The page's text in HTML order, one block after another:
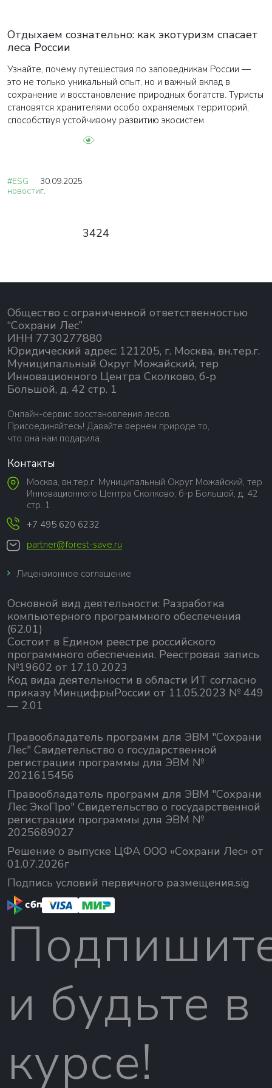
Отдыхаем сознательно: как экотуризм спасает
леса России
Узнайте, почему путешествия по заповедникам России —
это не только уникальный опыт, но и важный вклад в
сохранение и восстановление природных богатств. Туристы
становятся хранителями особо охраняемых территорий,
способствуя устойчивому развитию экосистем.
#ESG
новости
30.09.2025
г.
3424
Общество с ограниченной ответственностью
“Сохрани Лес”
ИНН 7730277880
Юридический адрес: 121205, г. Москва, вн.тер.г.
Муниципальный Округ Можайский, тер
Инновационного Центра Сколково, б-р
Большой, д. 42 стр. 1
Онлайн-сервис восстановления лесов.
Присоединяйтесь! Давайте вернем природе то,
что она нам подарила.
Контакты
Москва, вн.тер.г. Муниципальный Округ Можайский, тер
Инновационного Центра Сколково, б-р Большой, д. 42
стр. 1
+7 495 620 6232
partner@forest-save.ru
Лицензионное соглашение
Основной вид деятельности: Разработка
компьютерного программного обеспечения
(62.01)
Состоит в Едином реестре российского
программного обеспечения. Реестровая запись
№19602 от 17.10.2023
Код вида деятельности в области ИТ согласно
приказу МинцифрыРоссии от 11.05.2023 № 449
— 2.01
Правообладатель программ для ЭВМ "Сохрани
Лес" Свидетельство о государственной
регистрации программы для ЭВМ №
2021615456
Правообладатель программ для ЭВМ "Сохрани
Лес ЭкоПро" Свидетельство о государственной
регистрации программы для ЭВМ №
2025689027
Решение о выпуске ЦФА ООО «Сохрани Лес» от
01.07.2026г
Подпись условий первичного размещения.sig
и будьте в
курсе!